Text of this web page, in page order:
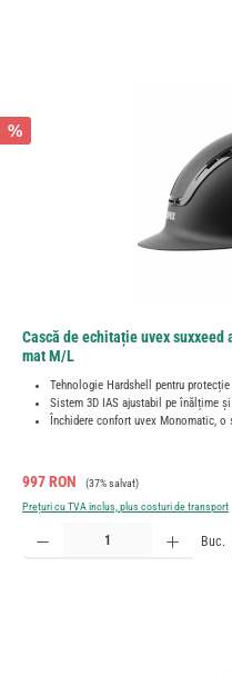
%
Cască de echitație uvex
mat M/L
Tehnologie Hardshell pentru
Sistem 3D IAS ajustabil pe înălțime
Închidere confort uvex Monomatic, o
Preț de vânzare:
997 RON Preț obișnuit:
(37% salvat)
Prețuri cu TVA inclus, plus costuri de transport
Cantitate produs: Introduceți cantitatea
Buc.